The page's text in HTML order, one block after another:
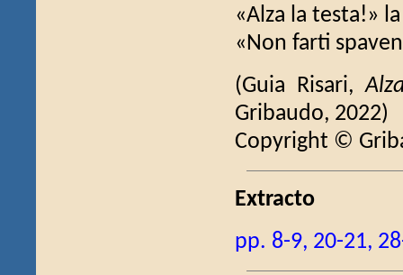
«Alza la testa!»
«Non farti
(Guia Risari,
Gribaudo, 2022)
Copyright ©
Extracto
pp. 8-9, 20-21,